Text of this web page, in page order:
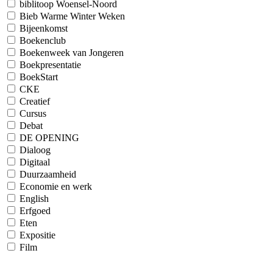
biblitoop Woensel-Noord
Bieb Warme Winter Weken
Bijeenkomst
Boekenclub
Boekenweek van Jongeren
Boekpresentatie
BoekStart
CKE
Creatief
Cursus
Debat
DE OPENING
Dialoog
Digitaal
Duurzaamheid
Economie en werk
English
Erfgoed
Eten
Expositie
Film